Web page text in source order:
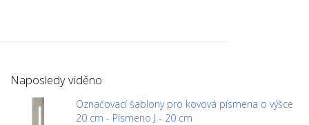
Naposledy viděno
Označovací šablony pro kovová písmena o výšce
20 cm - Písmeno J - 20 cm